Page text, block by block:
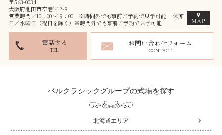
〒563-0034
大阪府池田市空港1-12-8
営業時間／10：00～19：00 ※時間外でも事前ご予約で見学可能 休館
日／水曜日（祝日を除く）※時間外でも事前ご予約で見学可能
電話する
TEL
お問い合わせフォーム
CONTACT
ベルクラシックグループの式場を探す
北海道エリア